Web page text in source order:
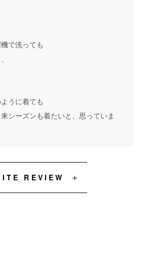
で洗っても
うに着ても
シーズンも着たいと、思っていま
REVIEW